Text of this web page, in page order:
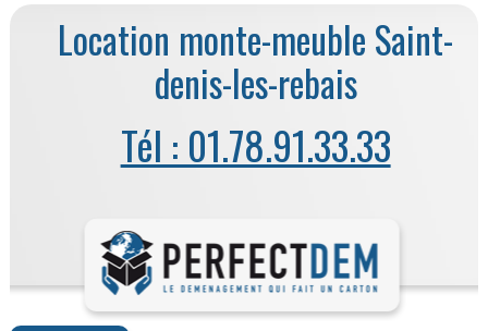
Location monte-meuble Saint-
denis-les-rebais
Tél : 01.78.91.33.33